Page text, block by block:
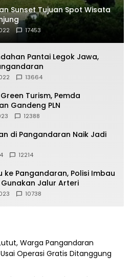
Sunset Tujuan Spot Wisata
17453
Pantai Legok Jawa,
13664
Turism, Pemda
Gandeng PLN
12388
di Pangandaran Naik Jadi
12214
ke Pangandaran, Polisi Imbau
Jalur Arteri
10738
Warga Pangandaran
Operasi Gratis Ditanggung